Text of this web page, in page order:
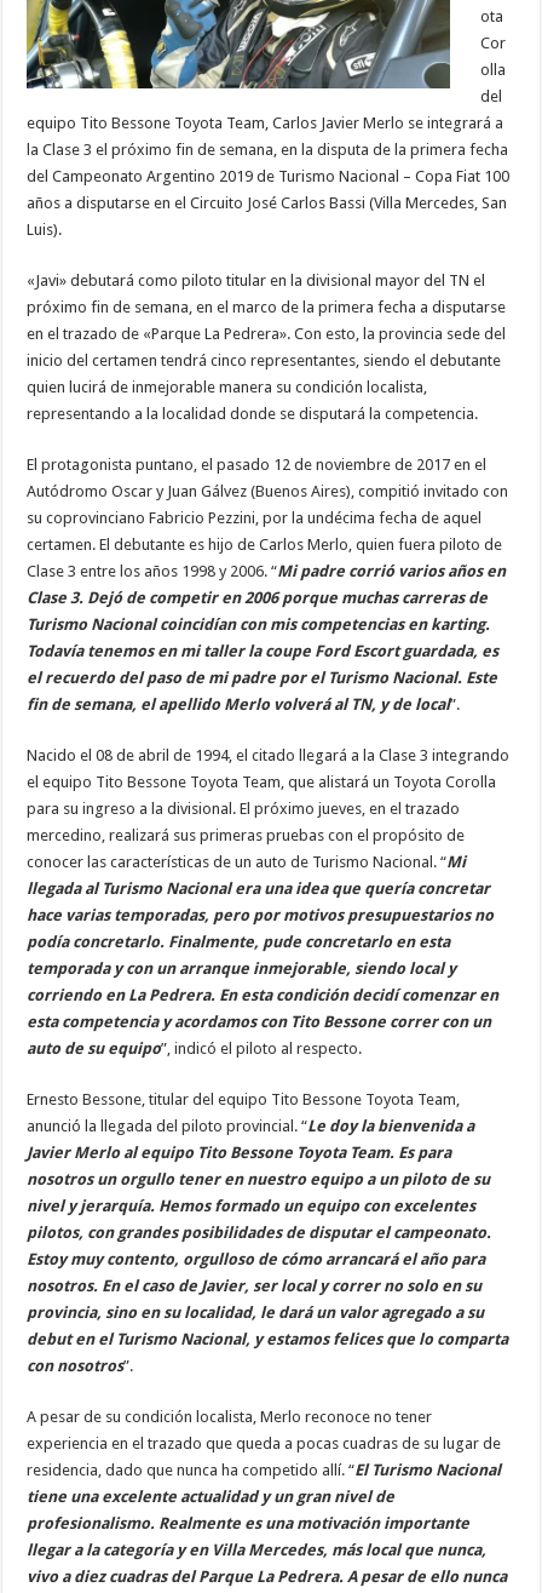
ota
Cor
olla
del
equipo Tito Bessone Toyota Team, Carlos Javier Merlo se integrará a
la Clase 3 el próximo fin de semana, en la disputa de la primera fecha
del Campeonato Argentino 2019 de Turismo Nacional – Copa Fiat 100
años a disputarse en el Circuito José Carlos Bassi (Villa Mercedes, San
Luis).
«Javi» debutará como piloto titular en la divisional mayor del TN el
próximo fin de semana, en el marco de la primera fecha a disputarse
en el trazado de «Parque La Pedrera». Con esto, la provincia sede del
inicio del certamen tendrá cinco representantes, siendo el debutante
quien lucirá de inmejorable manera su condición localista,
representando a la localidad donde se disputará la competencia.
El protagonista puntano, el pasado 12 de noviembre de 2017 en el
Autódromo Oscar y Juan Gálvez (Buenos Aires), compitió invitado con
su coprovinciano Fabricio Pezzini, por la undécima fecha de aquel
certamen. El debutante es hijo de Carlos Merlo, quien fuera piloto de
Clase 3 entre los años 1998 y 2006. “Mi padre corrió varios años en
Clase 3. Dejó de competir en 2006 porque muchas carreras de
Turismo Nacional coincidían con mis competencias en karting.
Todavía tenemos en mi taller la coupe Ford Escort guardada, es
el recuerdo del paso de mi padre por el Turismo Nacional. Este
fin de semana, el apellido Merlo volverá al TN, y de local”.
Nacido el 08 de abril de 1994, el citado llegará a la Clase 3 integrando
el equipo Tito Bessone Toyota Team, que alistará un Toyota Corolla
para su ingreso a la divisional. El próximo jueves, en el trazado
mercedino, realizará sus primeras pruebas con el propósito de
conocer las características de un auto de Turismo Nacional. “Mi
llegada al Turismo Nacional era una idea que quería concretar
hace varias temporadas, pero por motivos presupuestarios no
podía concretarlo. Finalmente, pude concretarlo en esta
temporada y con un arranque inmejorable, siendo local y
corriendo en La Pedrera. En esta condición decidí comenzar en
esta competencia y acordamos con Tito Bessone correr con un
auto de su equipo”, indicó el piloto al respecto.
Ernesto Bessone, titular del equipo Tito Bessone Toyota Team,
anunció la llegada del piloto provincial. “Le doy la bienvenida a
Javier Merlo al equipo Tito Bessone Toyota Team. Es para
nosotros un orgullo tener en nuestro equipo a un piloto de su
nivel y jerarquía. Hemos formado un equipo con excelentes
pilotos, con grandes posibilidades de disputar el campeonato.
Estoy muy contento, orgulloso de cómo arrancará el año para
nosotros. En el caso de Javier, ser local y correr no solo en su
provincia, sino en su localidad, le dará un valor agregado a su
debut en el Turismo Nacional, y estamos felices que lo comparta
con nosotros”.
A pesar de su condición localista, Merlo reconoce no tener
experiencia en el trazado que queda a pocas cuadras de su lugar de
residencia, dado que nunca ha competido allí. “El Turismo Nacional
tiene una excelente actualidad y un gran nivel de
profesionalismo. Realmente es una motivación importante
llegar a la categoría y en Villa Mercedes, más local que nunca,
vivo a diez cuadras del Parque La Pedrera. A pesar de ello nunca